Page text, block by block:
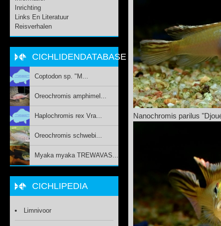
Nanochromis parilus
Inrichting
Links En Literatuur
Reisverhalen
CICHLIDENDATABASE
Coptodon sp. "M...
Oreochromis amphimel...
Haplochromis rex Vra...
Oreochromis schwebi...
Myaka myaka TREWAVAS...
CICHLIPEDIA
Limnivoor